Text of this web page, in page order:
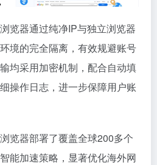
览器通过纯净IP与独立浏览器
境的完全隔离，有效规避账号
均采用加密机制，配合自动填
操作日志，进一步保障用户账
览器部署了覆盖全球200多个
能加速策略，显著优化海外网